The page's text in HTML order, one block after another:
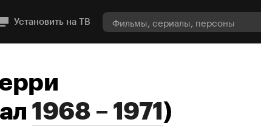
Установить на ТВ
1968 – 1971)